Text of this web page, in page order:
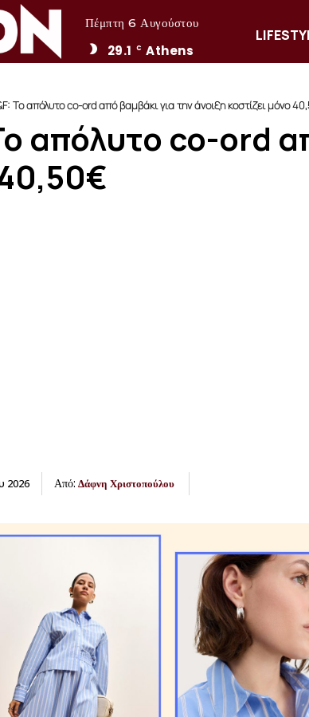
Πέμπτη 6 Αυγούστου
29.1 C Athens
Το απόλυτο co-ord από βαμβάκι για την άνοιξη κοστίζει μόνο
απόλυτο co-ord
2026 Από: Δάφνη Χριστοπούλου